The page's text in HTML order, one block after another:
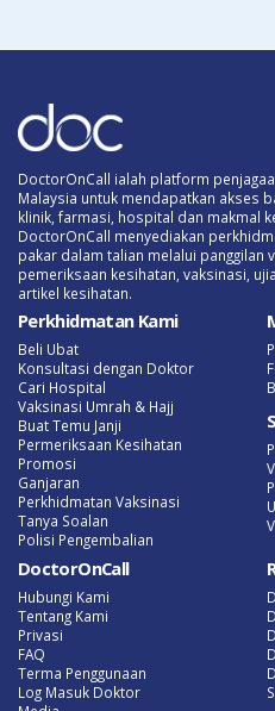
DoctorOnCall ialah platform
Malaysia untuk mendapatkan akses
klinik, farmasi, hospital dan makmal
DoctorOnCall menyediakan
pakar dalam talian melalui panggilan
pemeriksaan kesihatan, vaksinasi,
artikel kesihatan.
Perkhidmatan Kami
Beli Ubat
Konsultasi dengan Doktor
Cari Hospital
Vaksinasi Umrah & Hajj
Buat Temu Janji
Permeriksaan Kesihatan
Promosi
Ganjaran
Perkhidmatan Vaksinasi
Tanya Soalan
Polisi Pengembalian
DoctorOnCall
Hubungi Kami
Tentang Kami
Privasi
FAQ
Terma Penggunaan
Log Masuk Doktor